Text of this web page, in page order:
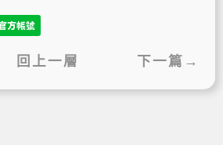
回上一層 下一篇→